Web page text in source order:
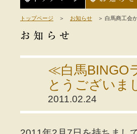
トップページ ＞ お知らせ ＞ 白馬商工会
≪白馬BINGO
とうございま
2011.02.24